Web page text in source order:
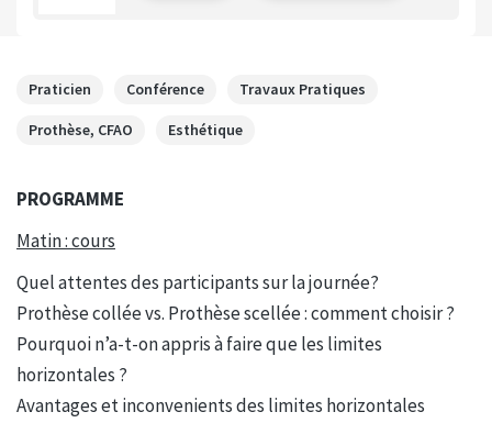
Praticien Conférence Travaux Pratiques
Prothèse, CFAO Esthétique
PROGRAMME
Matin : cours
Quel attentes des participants sur la journée?
Prothèse collée vs. Prothèse scellée : comment choisir ?
Pourquoi n’a-t-on appris à faire que les limites
horizontales ?
Avantages et inconvenients des limites horizontales